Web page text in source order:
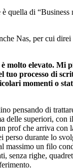
quella di “Business
Nas, per cui
molto elevato. Mi
tuo processo di
momenti o
pensando di
delle superiori, con
prof che arriva con
perso durante lo
massimo un filo
senza righe,